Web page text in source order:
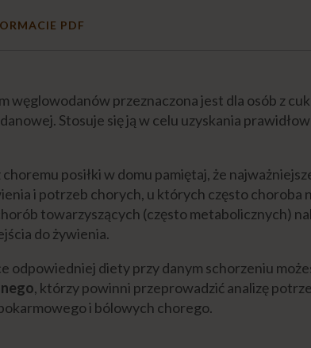
PDF
węglowodanów przeznaczona jest dla osób z
Stosuje się ją w celu uzyskania
posiłki w domu pamiętaj, że
i potrzeb chorych, u których często
towarzyszących (często metabolicznych)
do żywienia.
odpowiedniej diety przy danym schorzeniu
, którzy powinni przeprowadzić analizę
i bólowych chorego.